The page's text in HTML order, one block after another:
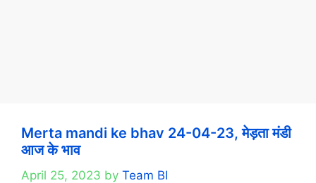
Merta mandi ke bhav 24-04-23, मेड़ता मंडी
आज के भाव
April 25, 2023 by Team BI